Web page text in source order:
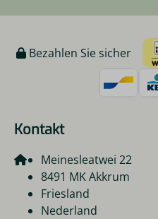
Bezahlen Sie sicher
Kontakt
Meinesleatwei 22
8491 MK Akkrum
Friesland
Nederland